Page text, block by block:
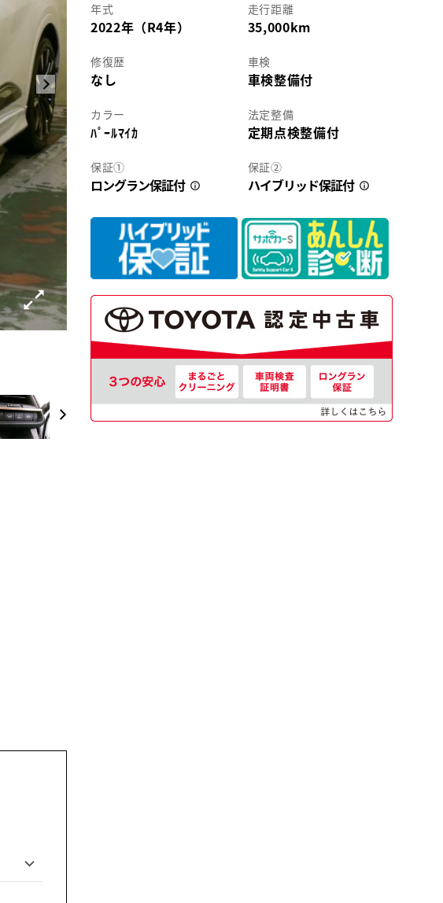
2
40
ご来店をお待ちしております！！
年式
2022年（R4年）
走行距離
35,000km
修復歴
なし
車検
車検整備付
カラー
ﾊﾟｰﾙﾏｲｶ
法定整備
定期点検整備付
保証①
ロングラン保証付
保証②
ハイブリッド保証付